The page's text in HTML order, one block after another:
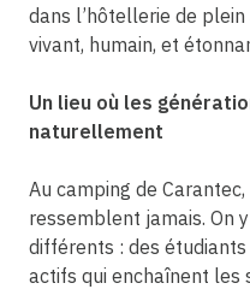
dans l’hôtellerie de
vivant, humain, et
Un lieu où les
naturellement
Au camping de
ressemblent jamais. On
différents : des étudiants
actifs qui enchaînent les